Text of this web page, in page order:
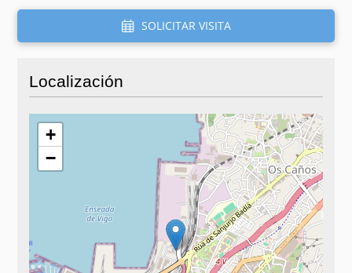
SOLICITAR VISITA
Localización
+
−